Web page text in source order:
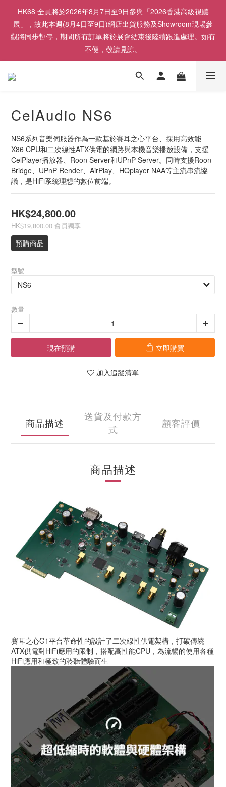
HK68 全員將於2026年8月7日至9日參與「2026香港高級視聽
展」，故此本週(8月4日至9日)網店出貨服務及Showroom現場參
觀將同步暫停，期間所有訂單將於展會結束後陸續跟進處理。如有
不便，敬請見諒。
CelAudio NS6
NS6系列音樂伺服器作為一款基於賽耳之心平台、採用高效能
X86 CPU和二次線性ATX供電的網路與本機音樂播放設備，支援
CelPlayer播放器、Roon Server和UPnP Server。同時支援Roon
Bridge、UPnP Render、AirPlay、HQplayer NAA等主流串流協
議，是HiFi系統理想的數位前端。
HK$24,800.00
HK$19,800.00 會員獨享
預購商品
型號
數量
現在預購 立即購買
加入追蹤清單
商品描述
送貨及付款方
式
顧客評價
商品描述
賽耳之心G1平台革命性的設計了二次線性供電架構，打破傳統
ATX供電對HiFi應用的限制，搭配高性能CPU，為流暢的使用各種
HiFi應用和極致的聆聽體驗而生